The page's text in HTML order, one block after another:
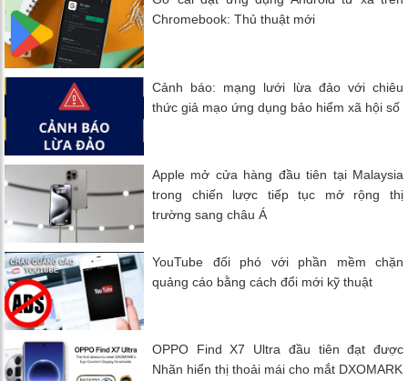
Chromebook: Thủ thuật mới
Cảnh báo: mạng lưới lừa đảo với chiêu
thức giả mạo ứng dụng bảo hiểm xã hội số
Apple mở cửa hàng đầu tiên tại Malaysia
trong chiến lược tiếp tục mở rộng thị
trường sang châu Á
YouTube đối phó với phần mềm chặn
quảng cáo bằng cách đổi mới kỹ thuật
OPPO Find X7 Ultra đầu tiên đạt được
Nhãn hiển thị thoải mái cho mắt DXOMARK